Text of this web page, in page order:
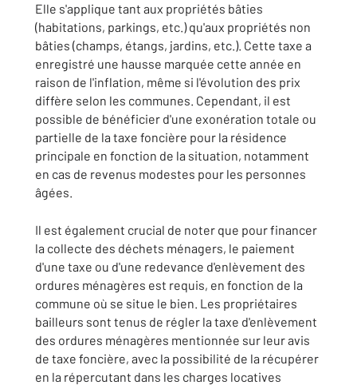
Elle s'applique tant aux propriétés bâties
(habitations, parkings, etc.) qu'aux propriétés non
bâties (champs, étangs, jardins, etc.). Cette taxe a
enregistré une hausse marquée cette année en
raison de l'inflation, même si l'évolution des prix
diffère selon les communes. Cependant, il est
possible de bénéficier d'une exonération totale ou
partielle de la taxe foncière pour la résidence
principale en fonction de la situation, notamment
en cas de revenus modestes pour les personnes
âgées.
Il est également crucial de noter que pour financer
la collecte des déchets ménagers, le paiement
d'une taxe ou d'une redevance d'enlèvement des
ordures ménagères est requis, en fonction de la
commune où se situe le bien. Les propriétaires
bailleurs sont tenus de régler la taxe d'enlèvement
des ordures ménagères mentionnée sur leur avis
de taxe foncière, avec la possibilité de la récupérer
en la répercutant dans les charges locatives